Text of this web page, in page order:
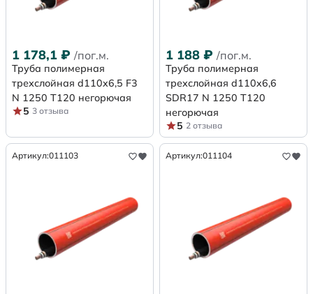
1 178,1 ₽ /пог.м.
Труба полимерная
трехслойная d110x6,5 F3
N 1250 Т120 негорючая
5 3 отзыва
1 188 ₽ /пог.м.
Труба полимерная
трехслойная d110x6,6
SDR17 N 1250 Т120
негорючая
5 2 отзыва
Артикул:011103 Артикул:011104